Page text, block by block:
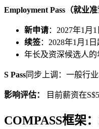
Employment Pass（就业准
新申请：2027年1月
续签：2028年1月1
年长及资深候选人
S Pass同步上调：一般行
影响评估： 目前薪资在
COMPASS框架